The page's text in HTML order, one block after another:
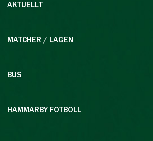
AKTUELLT
MATCHER / LAGEN
BUS
HAMMARBY FOTBOLL